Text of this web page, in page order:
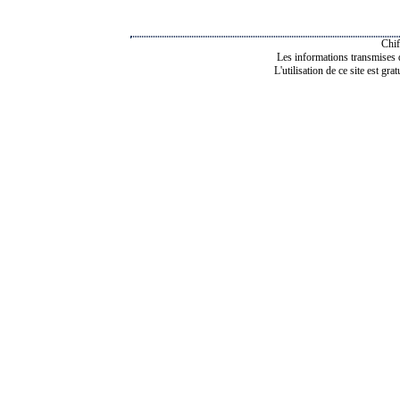
Les informations transmises
L'utilisation de ce site est